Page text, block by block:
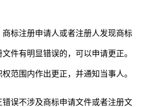
注册申请人或者注册人发现商标
件有明显错误的，可以申请更正。
范围内作出更正，并通知当事人。
不涉及商标申请文件或者注册文